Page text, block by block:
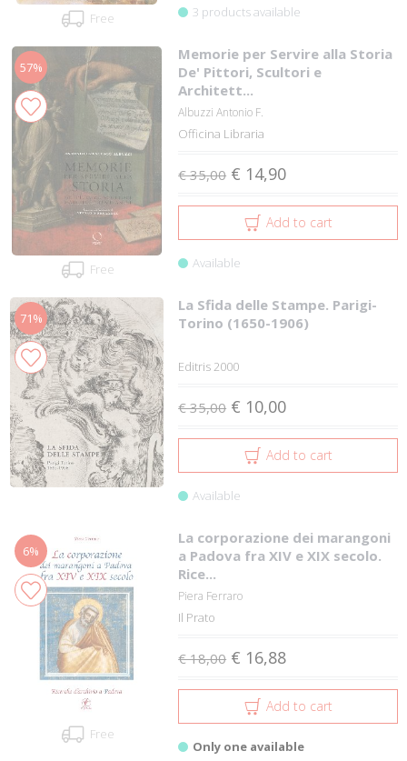
Free 3 products available
57%
Free
Memorie per Servire alla Storia
De' Pittori, Scultori e
Architett...
Albuzzi Antonio F.
Officina Libraria
€ 35,00 € 14,90
Add to cart
Available
71%
La Sfida delle Stampe. Parigi-
Torino (1650-1906)
Editris 2000
€ 35,00 € 10,00
Add to cart
Available
6%
Free
La corporazione dei marangoni
a Padova fra XIV e XIX secolo.
Rice...
Piera Ferraro
Il Prato
€ 18,00 € 16,88
Add to cart
Only one available